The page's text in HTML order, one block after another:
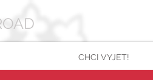
CHCI VYJET!